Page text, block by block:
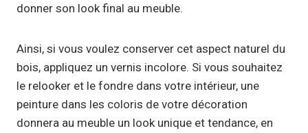
donner son look final au meuble.
Ainsi, si vous voulez conserver cet aspect naturel du
bois, appliquez un vernis incolore. Si vous souhaitez
le relooker et le fondre dans votre intérieur, une
peinture dans les coloris de votre décoration
donnera au meuble un look unique et tendance, en